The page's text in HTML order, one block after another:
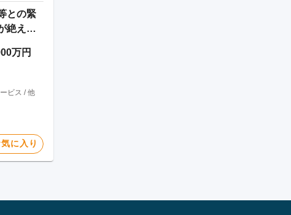
との緊
絶えま
万円
ビス / 他
に入り